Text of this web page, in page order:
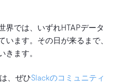
界では、いずれHTAPデータ
ます。その日が来るまで、
きます。
、ぜひSlackのコミュニティ